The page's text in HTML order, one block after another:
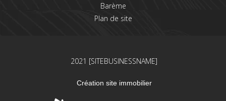
Barème
Plan de site
2021 [SITEBUSINESSNAME]
Création site immobilier